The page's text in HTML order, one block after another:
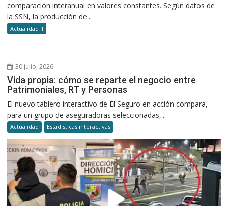
comparación interanual en valores constantes. Según datos de
la SSN, la producción de...
Actualidad II
30 julio, 2026
Vida propia: cómo se reparte el negocio entre
Patrimoniales, RT y Personas
El nuevo tablero interactivo de El Seguro en acción compara,
para un grupo de aseguradoras seleccionadas,...
Actualidad Estadisticas interactivas